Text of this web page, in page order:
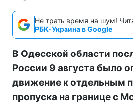
Не трать время на шум!
РБК-Украина в Google
В Одесской области
России 9 августа было
движение к отдельным
пропуска на границе с